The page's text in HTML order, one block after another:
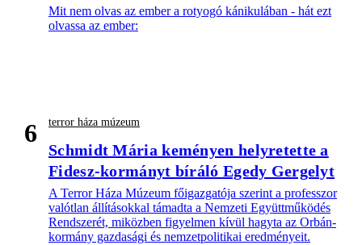
Mit nem olvas az ember a rotyogó kánikulában - hát ezt
olvassa az ember:
6 terror háza múzeum
Schmidt Mária keményen helyretette a
Fidesz-kormányt bíráló Egedy Gergelyt
A Terror Háza Múzeum főigazgatója szerint a professzor
valótlan állításokkal támadta a Nemzeti Együttműködés
Rendszerét, miközben figyelmen kívül hagyta az Orbán-
kormány gazdasági és nemzetpolitikai eredményeit.